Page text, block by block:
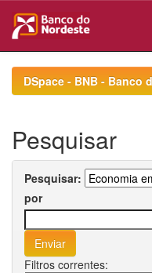
navigationDSpace - BNB - Banco
Pesquisar
Pesquisar:
por
Filtros correntes: